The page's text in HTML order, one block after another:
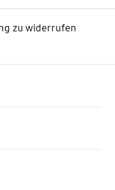
zu widerrufen